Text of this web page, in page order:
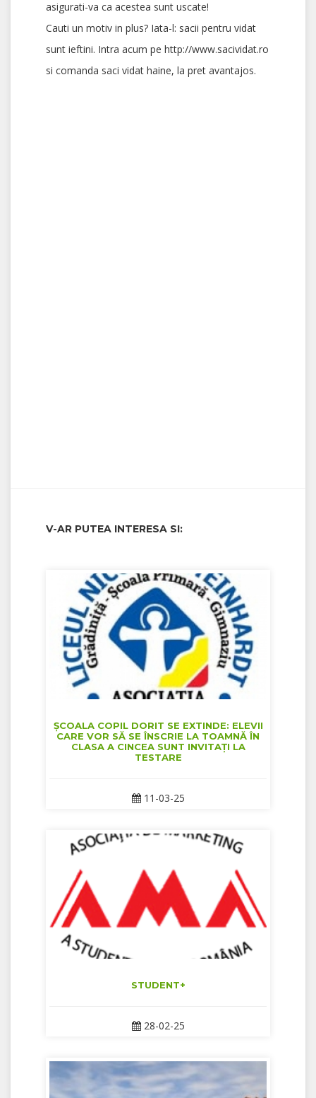
asigurati-va ca acestea sunt uscate!
Cauti un motiv in plus? Iata-l: sacii pentru vidat
sunt ieftini. Intra acum pe http://www.sacividat.ro
si comanda saci vidat haine, la pret avantajos.
V-AR PUTEA INTERESA SI:
ȘCOALA COPIL DORIT SE EXTINDE: ELEVII
CARE VOR SĂ SE ÎNSCRIE LA TOAMNĂ ÎN
CLASA A CINCEA SUNT INVITAȚI LA
TESTARE
11-03-25
STUDENT+
28-02-25